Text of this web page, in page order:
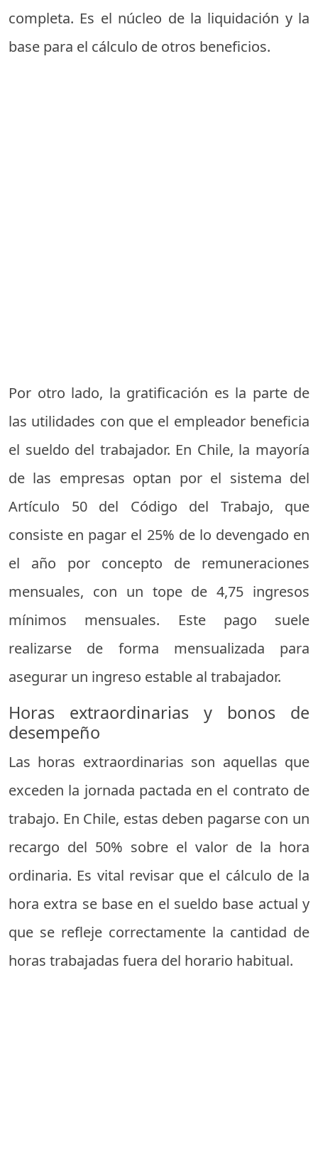
completa. Es el núcleo de la liquidación y la
base para el cálculo de otros beneficios.
Por otro lado, la gratificación es la parte de
las utilidades con que el empleador beneficia
el sueldo del trabajador. En Chile, la mayoría
de las empresas optan por el sistema del
Artículo 50 del Código del Trabajo, que
consiste en pagar el 25% de lo devengado en
el año por concepto de remuneraciones
mensuales, con un tope de 4,75 ingresos
mínimos mensuales. Este pago suele
realizarse de forma mensualizada para
asegurar un ingreso estable al trabajador.
Horas extraordinarias y bonos de
desempeño
Las horas extraordinarias son aquellas que
exceden la jornada pactada en el contrato de
trabajo. En Chile, estas deben pagarse con un
recargo del 50% sobre el valor de la hora
ordinaria. Es vital revisar que el cálculo de la
hora extra se base en el sueldo base actual y
que se refleje correctamente la cantidad de
horas trabajadas fuera del horario habitual.